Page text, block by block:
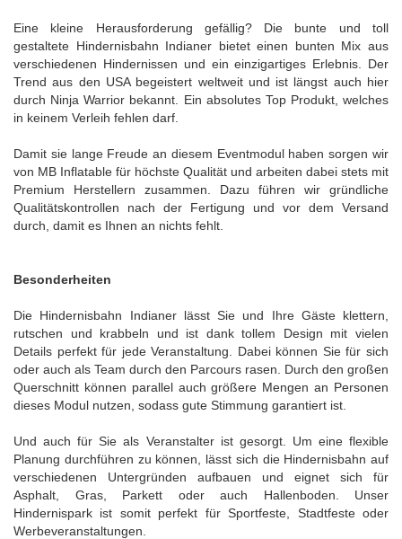
Eine kleine Herausforderung gefällig? Die bunte und toll
gestaltete Hindernisbahn Indianer bietet einen bunten Mix aus
verschiedenen Hindernissen und ein einzigartiges Erlebnis. Der
Trend aus den USA begeistert weltweit und ist längst auch hier
durch Ninja Warrior bekannt. Ein absolutes Top Produkt, welches
in keinem Verleih fehlen darf.
Damit sie lange Freude an diesem Eventmodul haben sorgen wir
von MB Inflatable für höchste Qualität und arbeiten dabei stets mit
Premium Herstellern zusammen. Dazu führen wir gründliche
Qualitätskontrollen nach der Fertigung und vor dem Versand
durch, damit es Ihnen an nichts fehlt.
Besonderheiten
Die Hindernisbahn Indianer lässt Sie und Ihre Gäste klettern,
rutschen und krabbeln und ist dank tollem Design mit vielen
Details perfekt für jede Veranstaltung. Dabei können Sie für sich
oder auch als Team durch den Parcours rasen. Durch den großen
Querschnitt können parallel auch größere Mengen an Personen
dieses Modul nutzen, sodass gute Stimmung garantiert ist.
Und auch für Sie als Veranstalter ist gesorgt. Um eine flexible
Planung durchführen zu können, lässt sich die Hindernisbahn auf
verschiedenen Untergründen aufbauen und eignet sich für
Asphalt, Gras, Parkett oder auch Hallenboden. Unser
Hindernispark ist somit perfekt für Sportfeste, Stadtfeste oder
Werbeveranstaltungen.